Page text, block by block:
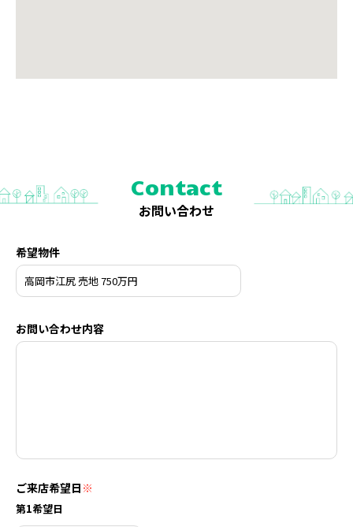
Contact
お問い合わせ
希望物件
お問い合わせ内容
ご来店希望日 ※
第1希望日